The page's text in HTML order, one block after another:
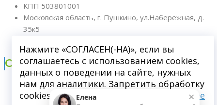
КПП 503801001
Московская область, г. Пушкино, ул.Набережная, д.
35к5
ООО “Династия Дети”
ОГРН 1195050005138
ИНН 5038141747
Нажмите «СОГЛАСЕН(-НА)», если вы
соглашаетесь с использованием cookies,
данных о поведении на сайте, нужных
нам для аналитики. Запретить обработку
cookies можете через браузер.
Подробнее
×
Елена